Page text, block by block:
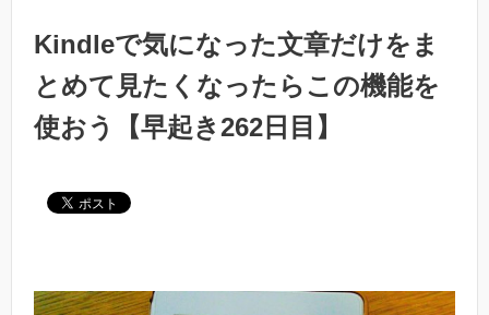
Kindleで気になった文章だけをま
とめて見たくなったらこの機能を
使おう【早起き262日目】